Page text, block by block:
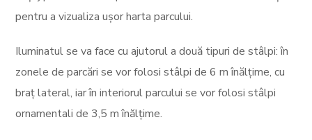
pentru a vizualiza ușor harta parcului.
Iluminatul se va face cu ajutorul a două tipuri de stâlpi: în
zonele de parcări se vor folosi stâlpi de 6 m înălțime, cu
braț lateral, iar în interiorul parcului se vor folosi stâlpi
ornamentali de 3,5 m înălțime.